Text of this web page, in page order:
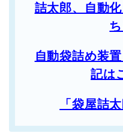
詰太郎、自動
自動袋詰め装
記は
「袋屋詰